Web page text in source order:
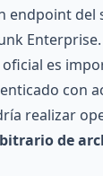
endpoint del
Enterprise.
es
con
realizar
de